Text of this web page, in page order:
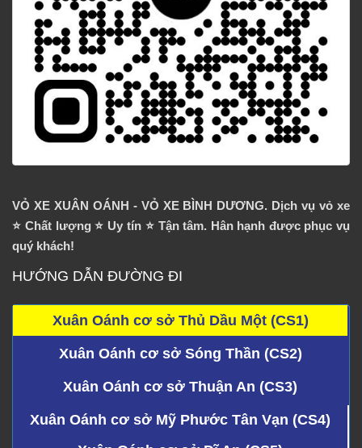
VỎ XE XUÂN OÁNH - VỎ XE BÌNH DƯƠNG. Dịch vụ vỏ xe
⭐️ Chất lượng ⭐️ Uy tín ⭐️ Tận tâm. Hân hạnh được phục vụ
quý khách!
HƯỚNG DẪN ĐƯỜNG ĐI
Xuân Oánh cơ sở Thủ Dầu Một (CS1)
Xuân Oánh cơ sở Sóng Thần (CS2)
Xuân Oánh cơ sở Thuận An (CS3)
Xuân Oánh cơ sở Mỹ Phước Tân Vạn (CS4)